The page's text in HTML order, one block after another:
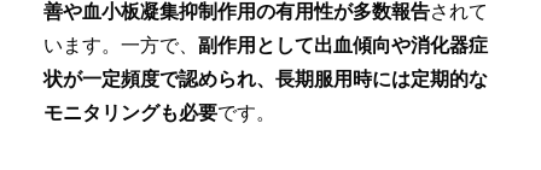
善や血小板凝集抑制作用の有用性が多数報告されて
います。一方で、 副作用として出血傾向や消化器症
状が一定頻度で認められ、長期服用時には定期的な
モニタリングも必要です。